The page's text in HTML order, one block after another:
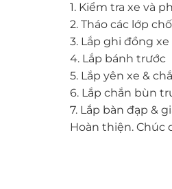
1. Kiểm tra xe và
2. Tháo các lớp
3. Lắp ghi đồng xe
4. Lắp bánh trước
5. Lắp yên xe &
6. Lắp chắn bùn
7. Lắp bàn đạp &
Hoàn thiện. Chúc